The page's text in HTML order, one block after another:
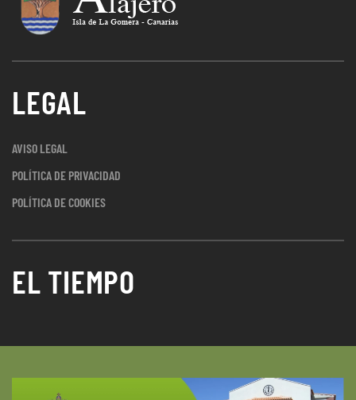
LEGAL
AVISO LEGAL
POLÍTICA DE PRIVACIDAD
POLÍTICA DE COOKIES
EL TIEMPO